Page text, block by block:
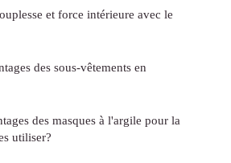
et force intérieure avec le
des sous-vêtements en
des masques à l'argile pour la
utiliser?